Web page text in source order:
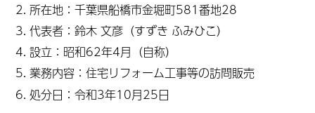
所在地：千葉県船橋市金堀町581番地28
代表者：鈴木 文彦（すずき ふみひこ）
設立：昭和62年4月（自称）
業務内容：住宅リフォーム工事等の訪問販売
処分日：令和3年10月25日